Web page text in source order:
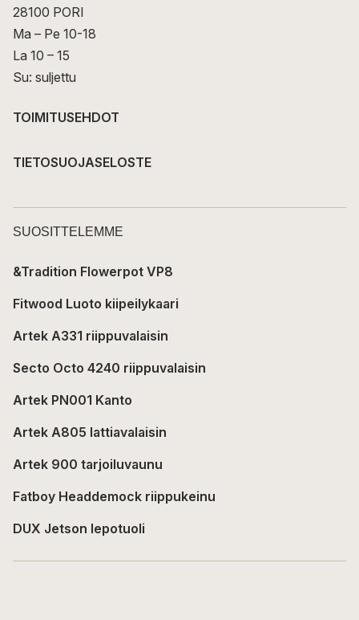
28100 PORI
Ma – Pe 10-18
La 10 – 15
Su: suljettu
TOIMITUSEHDOT
TIETOSUOJASELOSTE
SUOSITTELEMME
&Tradition Flowerpot VP8
Fitwood Luoto kiipeilykaari
Artek A331 riippuvalaisin
Secto Octo 4240 riippuvalaisin
Artek PN001 Kanto
Artek A805 lattiavalaisin
Artek 900 tarjoiluvaunu
Fatboy Headdemock riippukeinu
DUX Jetson lepotuoli